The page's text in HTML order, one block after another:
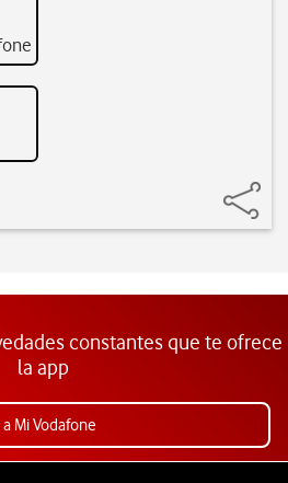
constantes que te ofrece
la app
a Mi Vodafone